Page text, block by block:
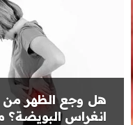
هل وجع الظهر من
انغراس البويضة؟